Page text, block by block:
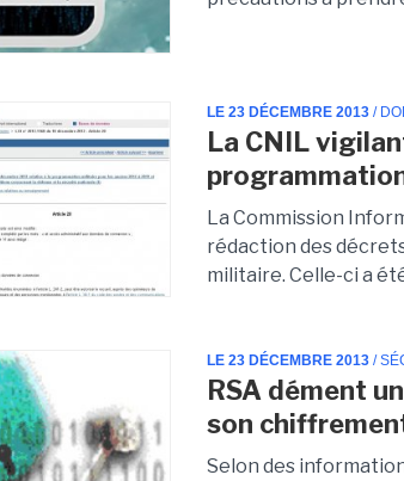
LE 23 DÉCEMBRE 2013 /
La CNIL
La Commission
rédaction des
militaire. Celle-ci a
LE 23 DÉCEMBRE 2013 /
RSA dément
son
Selon des